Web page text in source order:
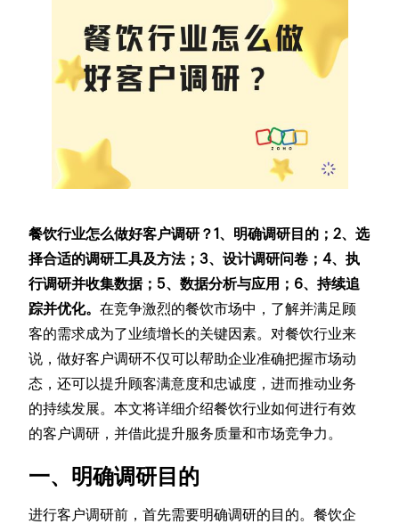
餐饮行业怎么做好客户调研？1、明确调研目的；2、选
择合适的调研工具及方法；3、设计调研问卷；4、执
行调研并收集数据；5、数据分析与应用；6、持续追
踪并优化。在竞争激烈的餐饮市场中，了解并满足顾
客的需求成为了业绩增长的关键因素。对餐饮行业来
说，做好客户调研不仅可以帮助企业准确把握市场动
态，还可以提升顾客满意度和忠诚度，进而推动业务
的持续发展。本文将详细介绍餐饮行业如何进行有效
的客户调研，并借此提升服务质量和市场竞争力。
一、明确调研目的
进行客户调研前，首先需要明确调研的目的。餐饮企